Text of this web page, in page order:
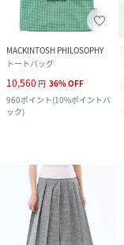
MACKINTOSH PHILOSOPHY
トートバッグ
10,560 円 36%OFF
960ポイント(10%ポイントバ
ック)